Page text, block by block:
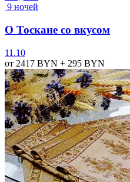
9 ночей
О Тоскане со вкусом
11.10
от 2417 BYN + 295 BYN